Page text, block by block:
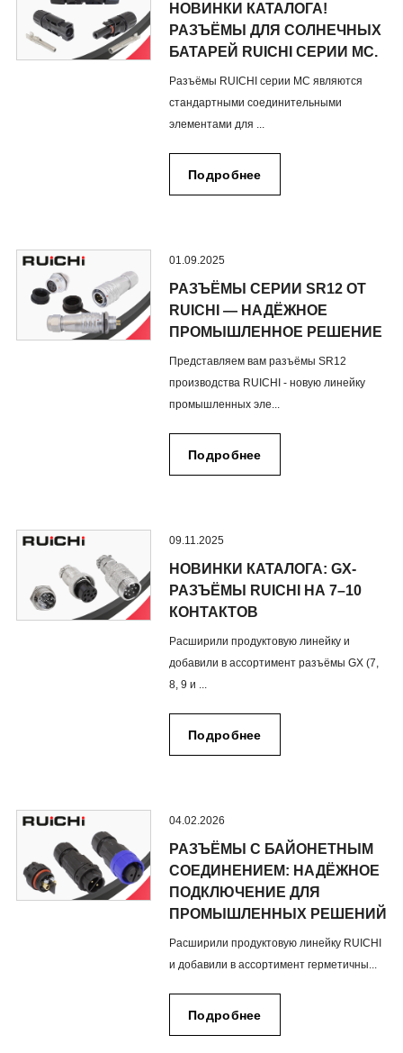
НОВИНКИ КАТАЛОГА!
РАЗЪЁМЫ ДЛЯ СОЛНЕЧНЫХ
БАТАРЕЙ RUICHI СЕРИИ MC.
Разъёмы RUICHI серии MC являются
стандартными соединительными
элементами для ...
Подробнее
01.09.2025
РАЗЪЁМЫ СЕРИИ SR12 ОТ
RUICHI — НАДЁЖНОЕ
ПРОМЫШЛЕННОЕ РЕШЕНИЕ
Представляем вам разъёмы SR12
производства RUICHI - новую линейку
промышленных эле...
Подробнее
09.11.2025
НОВИНКИ КАТАЛОГА: GX-
РАЗЪЁМЫ RUICHI НА 7–10
КОНТАКТОВ
Расширили продуктовую линейку и
добавили в ассортимент разъёмы GX (7,
8, 9 и ...
Подробнее
04.02.2026
РАЗЪЁМЫ С БАЙОНЕТНЫМ
СОЕДИНЕНИЕМ: НАДЁЖНОЕ
ПОДКЛЮЧЕНИЕ ДЛЯ
ПРОМЫШЛЕННЫХ РЕШЕНИЙ
Расширили продуктовую линейку RUICHI
и добавили в ассортимент герметичны...
Подробнее